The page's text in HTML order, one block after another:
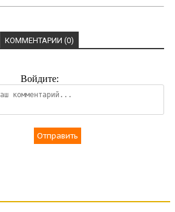
КОММЕНТАРИИ (0)
Войдите:
Отправить